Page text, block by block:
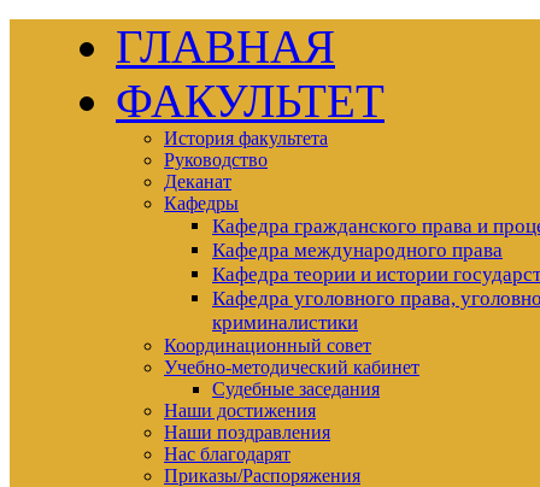
ГЛАВНАЯ
ФАКУЛЬТЕТ
История факультета
Руководство
Деканат
Кафедры
Кафедра гражданского права и
Кафедра международного права
Кафедра теории и истории
Кафедра уголовного права,
криминалистики
Координационный совет
Учебно-методический кабинет
Судебные заседания
Наши достижения
Наши поздравления
Нас благодарят
Приказы/Распоряжения